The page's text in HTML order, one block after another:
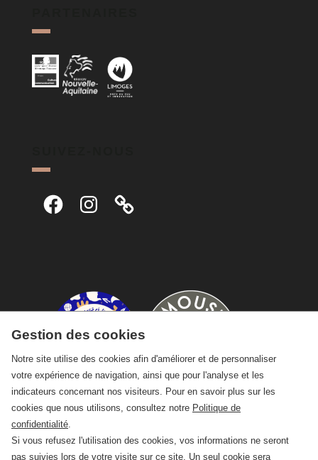
FacebookInstagram
Gestion des cookies
Notre site utilise des cookies afin d'améliorer et de personnaliser
votre expérience de navigation, ainsi que pour l'analyse et les
indicateurs concernant nos visiteurs. Pour en savoir plus sur les
cookies que nous utilisons, consultez notre Politique de
confidentialité
Si vous refusez l'utilisation des cookies, vos informations ne seront
pas suivies lors de votre visite sur ce site. Un seul cookie sera